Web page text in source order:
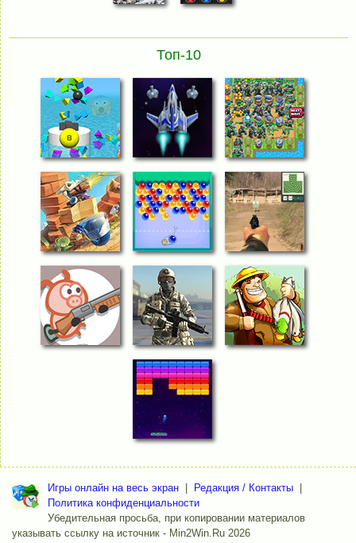
Топ-10
Игры онлайн на весь экран Редакция / Контакты
Политика конфиденциальности
Убедительная просьба, при копировании материалов
указывать ссылку на источник - Min2Win.Ru 2026